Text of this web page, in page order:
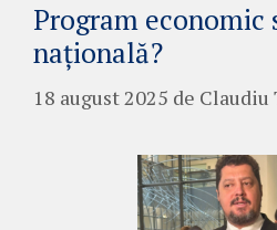
Program economic
națională?
18 august 2025 de Claudiu